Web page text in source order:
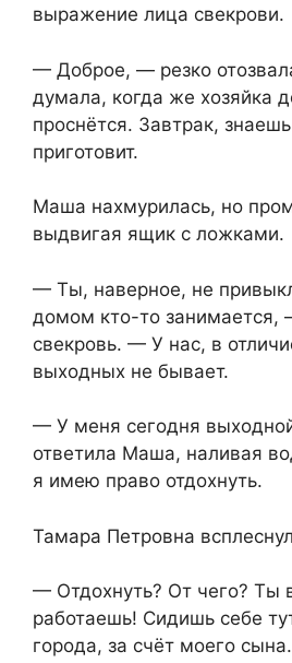
выражение лица свекрови.
— Доброе, — резко
думала, когда же хозяйка
проснётся. Завтрак,
приготовит.
Маша нахмурилась, но
выдвигая ящик с ложками.
— Ты, наверное, не
домом кто-то занимается,
свекровь. — У нас, в
выходных не бывает.
— У меня сегодня
ответила Маша, наливая
я имею право отдохнуть.
Тамара Петровна
— Отдохнуть? От чего? Ты
работаешь! Сидишь себе
города, за счёт моего сына.